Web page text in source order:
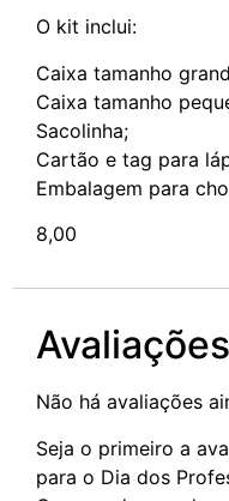
O kit inclui:
Caixa tamanho
Caixa tamanho
Sacolinha;
Cartão e tag para
Embalagem para
8,00
Avaliações
Não há avaliações
Seja o primeiro a
para o Dia dos